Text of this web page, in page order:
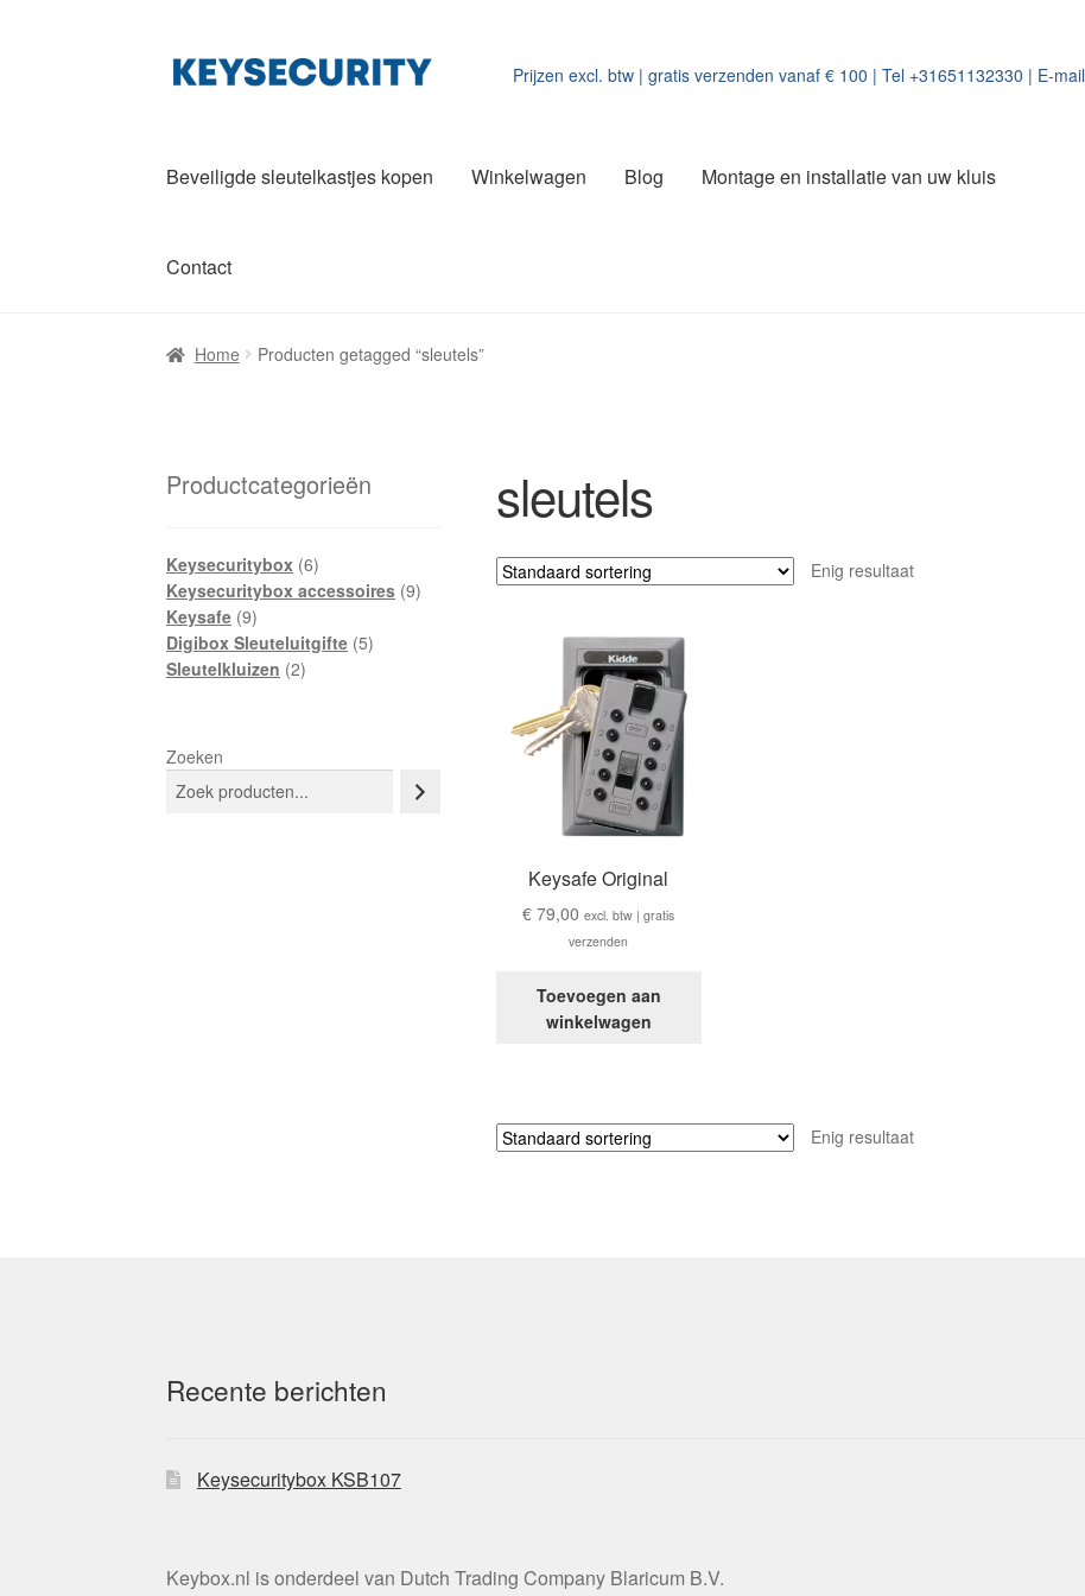
Ga
door
Ga
direct
inhoud
Prijzen excl. btw | gratis verzenden vanaf € 100 | Tel +31651132330 | E-mail
Beveiligde sleutelkastjes kopen Winkelwagen Blog Montage en installatie van uw kluis
Contact
Home Producten getagged “sleutels”
sleutels
Enig resultaat
Keysafe Original
€ 79,00 excl. btw | gratis
verzenden
Toevoegen aan
winkelwagen
Enig resultaat
Productcategorieën
Keysecuritybox 66
producten
Keysecuritybox accessoires 99
Keysafe 99
producten
Digibox Sleuteluitgifte 55
Sleutelkluizen 22
Zoeken
Recente berichten
Keysecuritybox KSB107
Keybox.nl is onderdeel van Dutch Trading Company Blaricum B.V.